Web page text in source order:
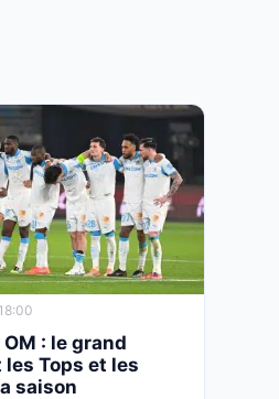
: le grand
Tops et les
saison